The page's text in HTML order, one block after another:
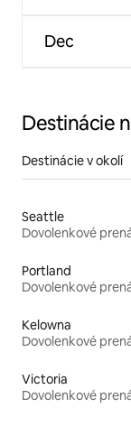
Dec
Destinácie
Destinácie v okolí
Seattle
Dovolenkové
Portland
Dovolenkové
Kelowna
Dovolenkové
Victoria
Dovolenkové